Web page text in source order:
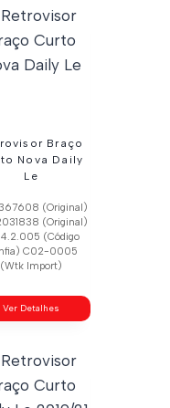
Braço
Nova Daily
Le
(Original)
(Original)
(Código
C02-0005
(Wtk Import)
Ver Detalhes